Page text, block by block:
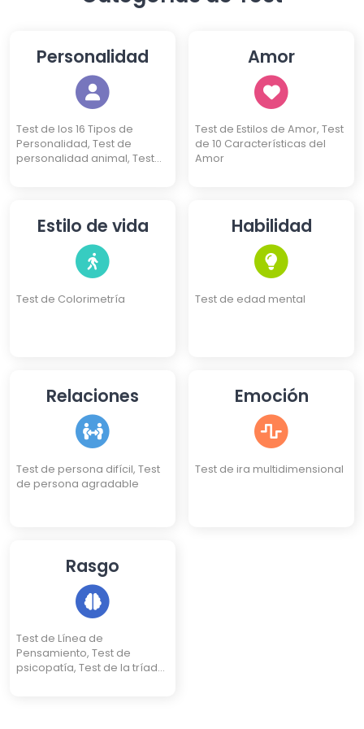
Personalidad
Test de los 16 Tipos de
Personalidad, Test de
personalidad animal, Test
Test de 3 Identidades, Test
de Eneagrama
Amor
Test de Estilos de Amor, Test
de 10 Características del
Amor
Estilo de vida
Test de Colorimetría
Habilidad
Test de edad mental
Relaciones
Test de persona difícil, Test
de persona agradable
Emoción
Test de ira multidimensional
Rasgo
Test de Línea de
Pensamiento, Test de
psicopatía, Test de la tríada